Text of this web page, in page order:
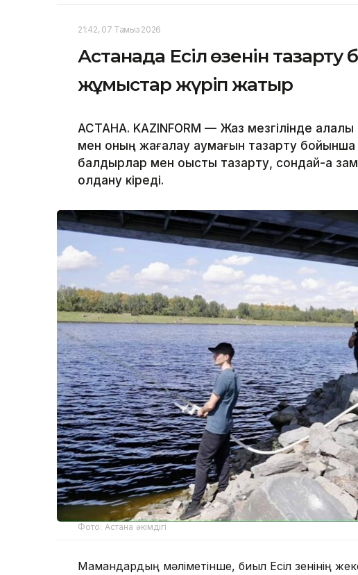
21:42, 07 Тамыз 2026
Астанада Есіл өзенін
жұмыстар жүріп жатыр
АСТАНА. KAZINFORM — Жаз мезгілінде
мен оның жағалау аумағын тазарту
балдырлар мен қоқысты тазарту, сондай-ақ
қолдану кіреді.
Фото: Астана әкімдігі
Мамандардың мәліметінше, биыл Есіл өзенінің